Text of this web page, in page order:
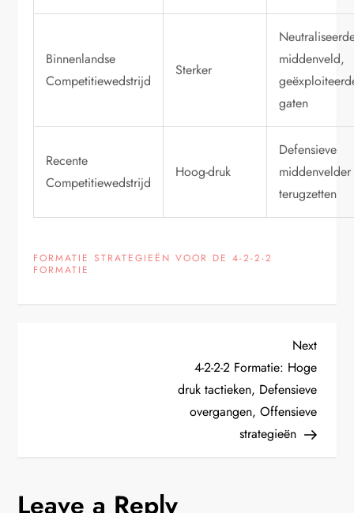
Binnenlandse
Competitiewedstrijd
Sterker
middenveld,
gaten
Recente
Competitiewedstrijd
Hoog-druk
Defensieve
middenvelder
terugzetten
FORMATIE STRATEGIEËN VOOR DE 4-2-2-2
FORMATIE
n
Next
Post
Next
4-2-2-2 Formatie: Hoge
druk tactieken, Defensieve
overgangen, Offensieve
strategieën
Leave a Reply